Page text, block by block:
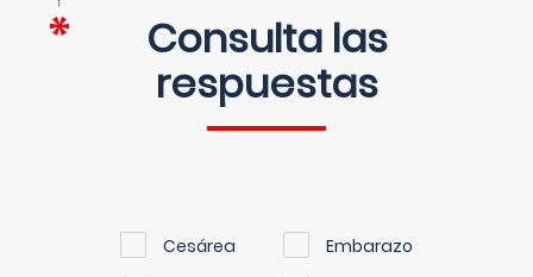
Consulta las
respuestas
Cesárea Embarazo